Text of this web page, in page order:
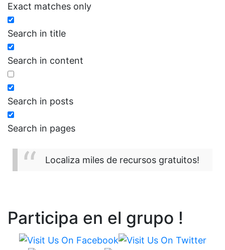
Exact matches only
Search in title
Search in content
Search in posts
Search in pages
Localiza miles de recursos gratuitos!
Participa en el grupo !